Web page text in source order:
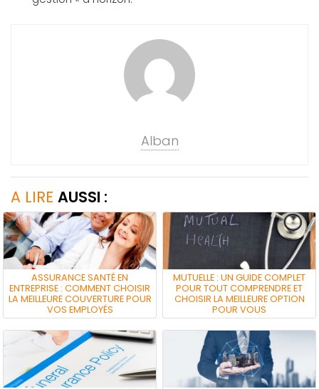
Alban
A LIRE AUSSI :
ASSURANCE SANTÉ EN
ENTREPRISE : COMMENT CHOISIR
LA MEILLEURE COUVERTURE POUR
VOS EMPLOYÉS
MUTUELLE : UN GUIDE COMPLET
POUR TOUT COMPRENDRE ET
CHOISIR LA MEILLEURE OPTION
POUR VOUS